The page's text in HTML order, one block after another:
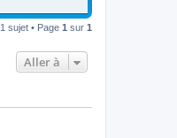
1 sujet • Page 1 sur 1
Aller à